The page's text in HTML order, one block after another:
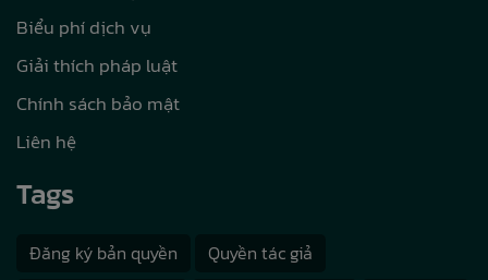
Biểu phí dịch vụ
Giải thích pháp luật
Chính sách bảo mật
Liên hệ
Tags
Đăng ký bản quyền Quyền tác giả